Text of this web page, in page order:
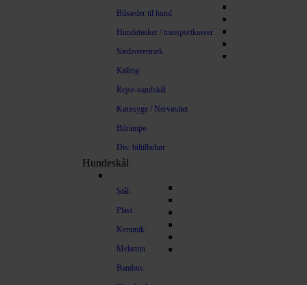
Bilsæder til hund
Hundetasker / transportkasser
Sædeovertræk
Køling
Rejse-vandskål
Køresyge / Nervøsitet
Bilrampe
Div. biltilbehør
Hundeskål
Stål
Plast
Keramik
Melamin
Bambus